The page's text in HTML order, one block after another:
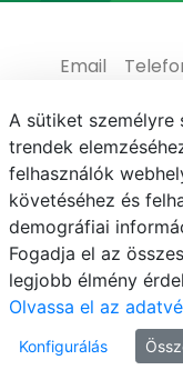
Email
A sütiket személyre
trendek
felhasználók
követéséhez és
demográfiai
Fogadja el az
legjobb élmény
Olvassa el az
Konfigurálás